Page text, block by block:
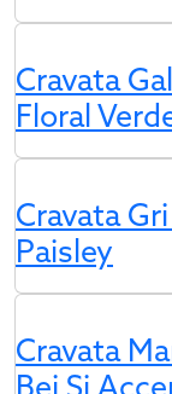
Cravata
Floral
Cravata
Paisley
Cravata